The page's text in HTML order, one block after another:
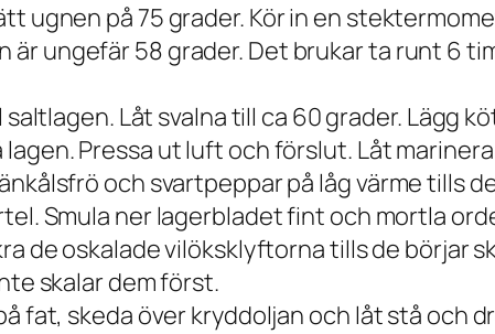
ugnen på 75 grader. Kör in en
ungefär 58 grader. Det brukar ta runt 6
Låt svalna till ca 60 grader. Lägg
Pressa ut luft och förslut. Låt
och svartpeppar på låg värme tills
Smula ner lagerbladet fint och mortla
de oskalade vilöksklyftorna tills de börjar
skalar dem först.
fat, skeda över kryddoljan och låt stå och